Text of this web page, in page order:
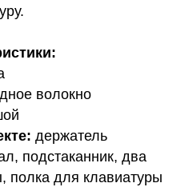
волокно
держатель
подстаканник, два
полка для клавиатуры